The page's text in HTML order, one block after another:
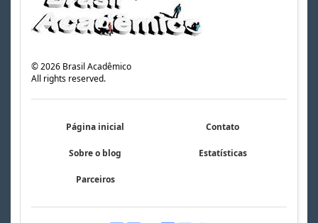
©2026 Brasil Acadêmico
All rights reserved.
Página inicial Contato
Sobre o blog Estatísticas
Parceiros